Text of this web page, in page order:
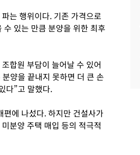
는 행위이다. 기존 가격으로
있는 만큼 분양을 위한 최후
합원 부담이 늘어날 수 있어
양을 끝내지 못하면 더 큰 손
다”고 말했다.
에 나섰다. 하지만 건설사가
분양 주택 매입 등의 적극적